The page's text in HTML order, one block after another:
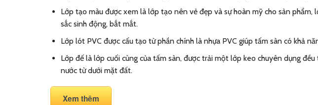
Lớp tạo màu được xem là lớp tạo nên vẻ đẹp và sự hoàn mỹ cho sản
sắc sinh động, bắt mắt.
Lớp lót PVC được cấu tạo từ phần chính là nhựa PVC giúp tấm sàn có khả
Lớp đế là lớp cuối cùng của tấm sàn, được trải một lớp keo chuyên dụng
nước từ dưới mặt đất.
Xem thêm